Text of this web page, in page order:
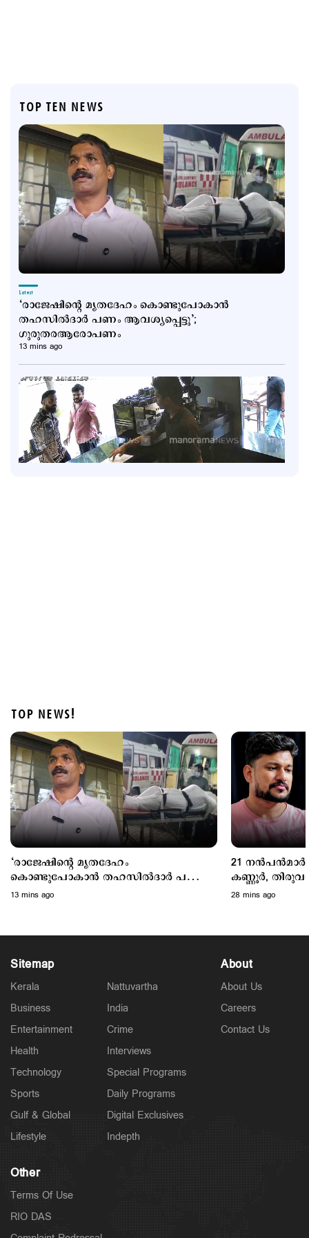
TOP TEN NEWS
Latest
‘രാജേഷിന്‍റെ മൃതദേഹം കൊണ്ടുപോകാന്‍
തഹസില്‍ദാര്‍ പണം ആവശ്യപ്പെട്ടു’;
ഗുരുതരആരോപണം
13 mins ago
Kuttapathram
രക്ഷാപ്രവര്‍ത്തനത്തിന് പിഴ; ഉദ്യോഗസ്ഥര്‍ക്ക്
സസ്പെന്‍ഷന്‍; നടപടിക്കെതിരെ പ്രതിഷേധം
2 hours ago
Politics
ചട്ടപ്രകാരം മുന്നറിയിപ്പ് നല്‍കിയില്ല; പ്രതിപക്ഷ
പിണറായി
2 hours ago
TOP NEWS!
‘രാജേഷിന്‍റെ മൃതദേഹം
കൊണ്ടുപോകാന്‍ തഹസില്‍ദാര്‍ പണം
ആവശ്യപ്പെട്ടു’; ഗുരുതരആരോപണം
13 mins ago
21
കണ്ണൂർ,
അർജുൻ
28 mins ago
Sitemap
Kerala
Business
Entertainment
Health
Technology
Sports
Gulf & Global
Lifestyle
Nattuvartha
India
Crime
Interviews
Special Programs
Daily Programs
Digital Exclusives
Indepth
About
About Us
Careers
Contact Us
Other
Terms Of Use
RIO DAS